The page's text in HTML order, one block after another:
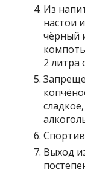
Из
настои
чёрный
2 литра
Выход